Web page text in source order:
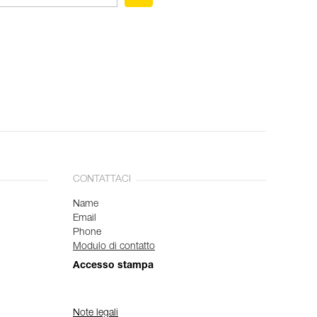
CONTATTACI
Name
Email
Phone
Modulo di contatto
Accesso stampa
Note legali